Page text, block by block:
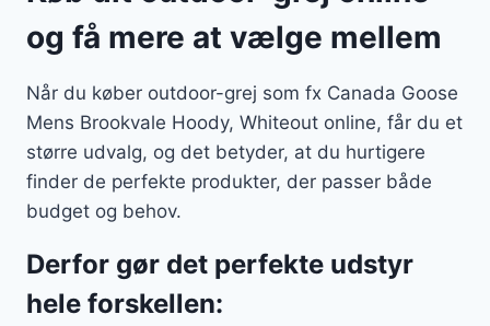
og få mere at vælge mellem
Når du køber outdoor-grej som fx Canada Goose
Mens Brookvale Hoody, Whiteout online, får du et
større udvalg, og det betyder, at du hurtigere
finder de perfekte produkter, der passer både
budget og behov.
Derfor gør det perfekte udstyr
hele forskellen: